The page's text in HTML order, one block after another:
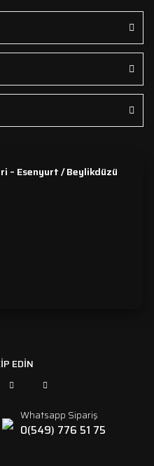
– Esenyurt / Beylikdüzü
EDİN
Whatsapp Sipariş
0(549) 776 51 75